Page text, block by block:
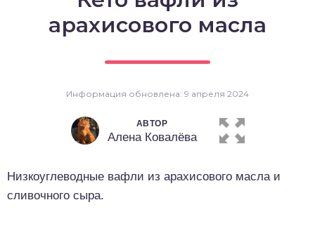
арахисового масла
Информация обновлена: 9 апреля 2024
АВТОР
Алена Ковалёва
Низкоуглеводные вафли из арахисового масла и
сливочного сыра.
выпечка